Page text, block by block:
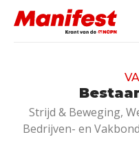
Skip navigation
Strijd & Beweging,
Bedrijven- en